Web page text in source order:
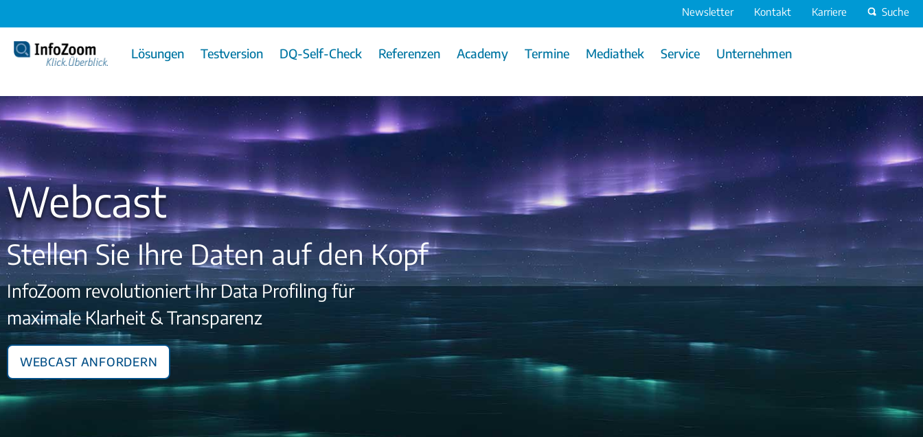
Newsletter Kontakt Karriere Suche
Lösungen Testversion DQ-Self-Check Referenzen Academy Termine Mediathek Service Unternehmen
Webcast
Stellen Sie Ihre Daten auf den Kopf
InfoZoom revolutioniert Ihr Data Profiling für
maximale Klarheit & Transparenz
Webcast anfordern